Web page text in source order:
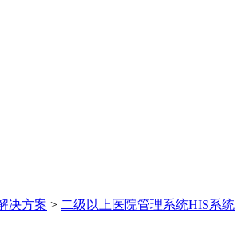
决方案 > 二级以上医院管理系统HIS系统